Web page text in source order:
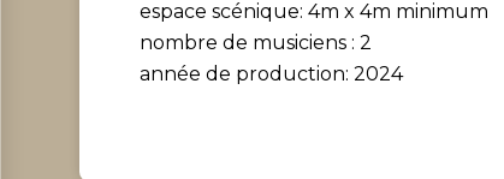
espace scénique: 4m x 4m minimum
nombre de musiciens : 2
année de production: 2024